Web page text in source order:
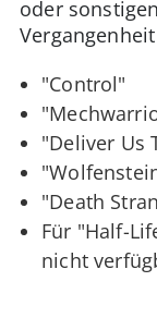
oder
"Control"
"Deliver Us
"Death
Für "Half-
nicht